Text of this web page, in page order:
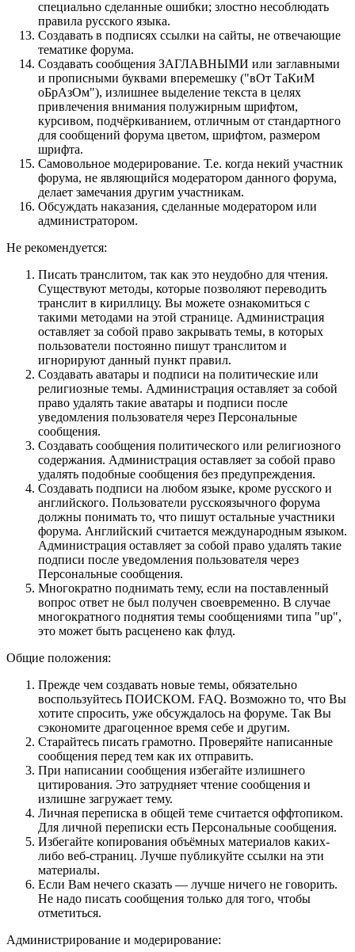
специально сделанные ошибки; злостно несоблюдать
правила русского языка.
Создавать в подписях ссылки на сайты, не отвечающие
тематике форума.
Cоздавать сообщения ЗАГЛАВНЫМИ или заглавными
и прописными буквами вперемешку ("вОт ТаКиМ
оБрАзОм"), излишнее выделение текста в целях
привлечения внимания полужирным шрифтом,
курсивом, подчёркиванием, отличным от стандартного
для сообщений форума цветом, шрифтом, размером
шрифта.
Самовольное модерирование. Т.е. когда некий участник
форума, не являющийся модератором данного форума,
делает замечания другим участникам.
Обсуждать наказания, сделанные модератором или
администратором.
Не рекомендуется:
Писать транслитом, так как это неудобно для чтения.
Существуют методы, которые позволяют переводить
транслит в кириллицу. Вы можете ознакомиться с
такими методами на этой странице. Администрация
оставляет за собой право закрывать темы, в которых
пользователи постоянно пишут транслитом и
игнорируют данный пункт правил.
Создавать аватары и подписи на политические или
религиозные темы. Администрация оставляет за собой
право удалять такие аватары и подписи после
уведомления пользователя через Персональные
сообщения.
Создавать сообщения политического или религиозного
содержания. Администрация оставляет за собой право
удалять подобные сообщения без предупреждения.
Создавать подписи на любом языке, кроме русского и
английского. Пользователи русскоязычного форума
должны понимать то, что пишут остальные участники
форума. Английский считается международным языком.
Администрация оставляет за собой право удалять такие
подписи после уведомления пользователя через
Персональные сообщения.
Многократно поднимать тему, если на поставленный
вопрос ответ не был получен своевременно. В случае
многократного поднятия темы сообщениями типа "up",
это может быть расценено как флуд.
Общие положения:
Прежде чем создавать новые темы, обязательно
воспользуйтесь ПОИСКОМ. FAQ. Возможно то, что Вы
хотите спросить, уже обсуждалось на форуме. Так Вы
сэкономите драгоценное время себе и другим.
Старайтесь писать грамотно. Проверяйте написанные
сообщения перед тем как их отправить.
При написании сообщения избегайте излишнего
цитирования. Это затрудняет чтение сообщения и
излишне загружает тему.
Личная переписка в общей теме считается оффтопиком.
Для личной переписки есть Персональные сообщения.
Избегайте копирования объёмных материалов каких-
либо веб-страниц. Лучше публикуйте ссылки на эти
материалы.
Если Вам нечего сказать — лучше ничего не говорить.
Не надо писать сообщения только для того, чтобы
отметиться.
Администрирование и модерирование: